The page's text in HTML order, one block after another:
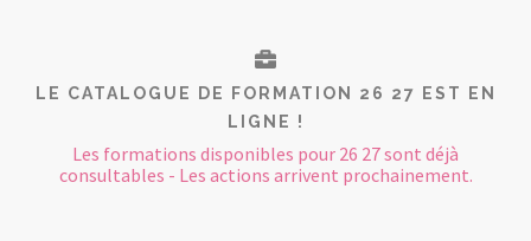
LE CATALOGUE DE FORMATION 26 27 EST EN
LIGNE !
Les formations disponibles pour 26 27 sont déjà
consultables - Les actions arrivent prochainement.